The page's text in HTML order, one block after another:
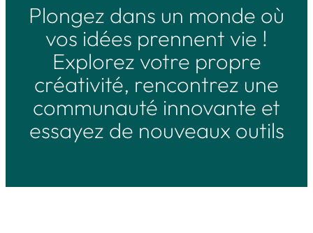
Plongez dans un monde où
vos idées prennent vie !
Explorez votre propre
créativité, rencontrez une
communauté innovante et
essayez de nouveaux outils